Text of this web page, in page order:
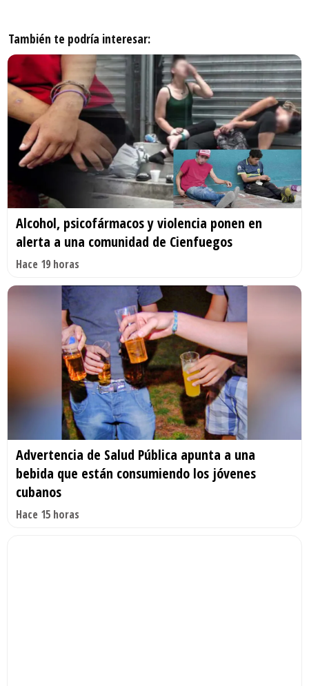
También te podría interesar:
Alcohol, psicofármacos y violencia ponen en
alerta a una comunidad de Cienfuegos
Hace 19 horas
Advertencia de Salud Pública apunta a una
bebida que están consumiendo los jóvenes
cubanos
Hace 15 horas